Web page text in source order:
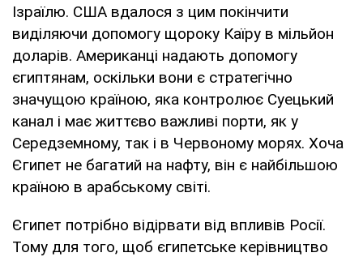
Ізраїлю. США вдалося з цим покінчити
виділяючи допомогу щороку Каїру в мільйон
доларів. Американці надають допомогу
єгиптянам, оскільки вони є стратегічно
значущою країною, яка контролює Суецький
канал і має життєво важливі порти, як у
Середземному, так і в Червоному морях. Хоча
Єгипет не багатий на нафту, він є найбільшою
країною в арабському світі.
Єгипет потрібно відірвати від впливів Росії.
Тому для того, щоб єгипетське керівництво